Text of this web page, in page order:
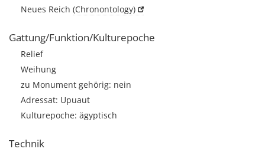
Neues Reich (Chronontology)
Gattung/Funktion/Kulturepoche
Relief
Weihung
zu Monument gehörig: nein
Adressat: Upuaut
Kulturepoche: ägyptisch
Technik